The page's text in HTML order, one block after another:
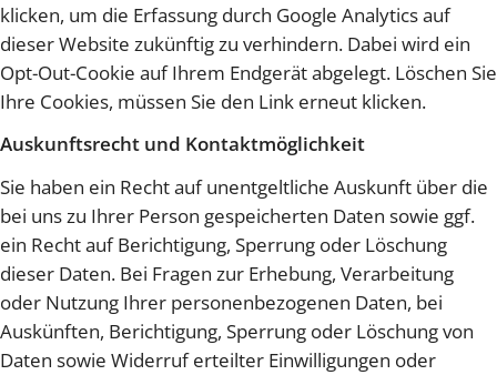
klicken, um die Erfassung durch Google Analytics auf
dieser Website zukünftig zu verhindern. Dabei wird ein
Opt-Out-Cookie auf Ihrem Endgerät abgelegt. Löschen Sie
Ihre Cookies, müssen Sie den Link erneut klicken.
Auskunftsrecht und Kontaktmöglichkeit
Sie haben ein Recht auf unentgeltliche Auskunft über die
bei uns zu Ihrer Person gespeicherten Daten sowie ggf.
ein Recht auf Berichtigung, Sperrung oder Löschung
dieser Daten. Bei Fragen zur Erhebung, Verarbeitung
oder Nutzung Ihrer personenbezogenen Daten, bei
Auskünften, Berichtigung, Sperrung oder Löschung von
Daten sowie Widerruf erteilter Einwilligungen oder